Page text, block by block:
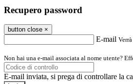
Recupero password
button close ×
E-mail
Non hai una e-mail associata al nome utente?
E-mail inviata, si prega di controllare la